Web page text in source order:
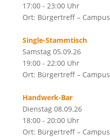
17:00 - 23:00 Uhr
Ort: Bürgertreff – Campus
Single-Stammtisch
Samstag 05.09.26
19:00 - 22:00 Uhr
Ort: Bürgertreff – Campus
Handwerk-Bar
Dienstag 08.09.26
18:00 - 20:00 Uhr
Ort: Bürgertreff – Campus